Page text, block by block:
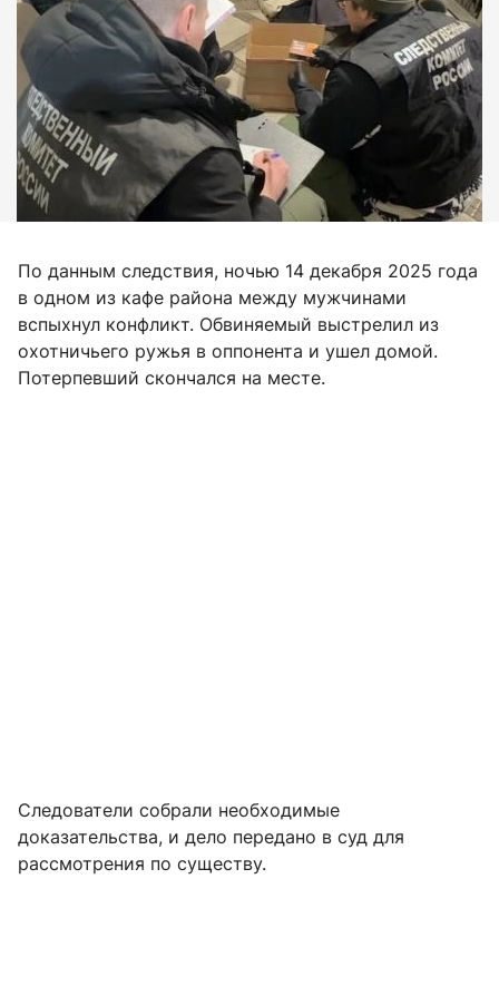
По данным следствия, ночью 14 декабря 2025 года
в одном из кафе района между мужчинами
вспыхнул конфликт. Обвиняемый выстрелил из
охотничьего ружья в оппонента и ушел домой.
Потерпевший скончался на месте.
Следователи собрали необходимые
доказательства, и дело передано в суд для
рассмотрения по существу.